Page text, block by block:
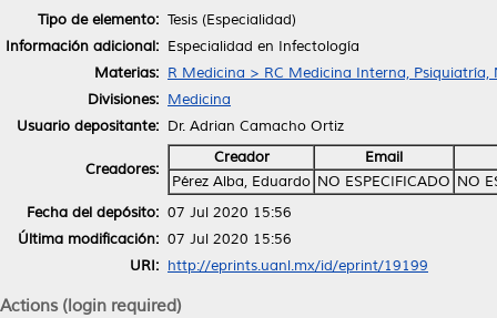
Tipo de elemento: Tesis (Especialidad)
Información adicional: Especialidad en Infectología
Materias: R Medicina > RC Medicina Interna, Psiquiatría,
Divisiones: Medicina
Usuario depositante: Dr. Adrian Camacho Ortiz
Creadores:
Creador
Email
Pérez Alba, Eduardo NO ESPECIFICADO NO
Fecha del depósito: 07 Jul 2020 15:56
Última modificación: 07 Jul 2020 15:56
URI: http://eprints.uanl.mx/id/eprint/19199
Actions (login required)